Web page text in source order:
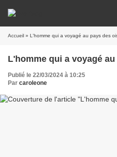
Accueil » L'homme qui a voyagé au pays des
L'homme qui a voyagé
Publié le 22/03/2024 à 10:25
Par caroleone